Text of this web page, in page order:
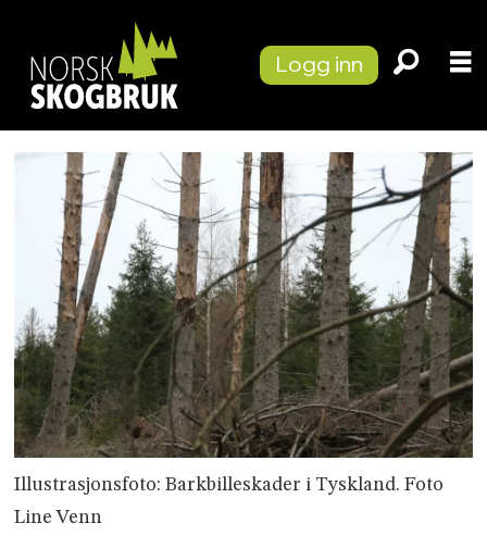
Logg inn
Illustrasjonsfoto: Barkbilleskader i Tyskland. Foto
Line Venn